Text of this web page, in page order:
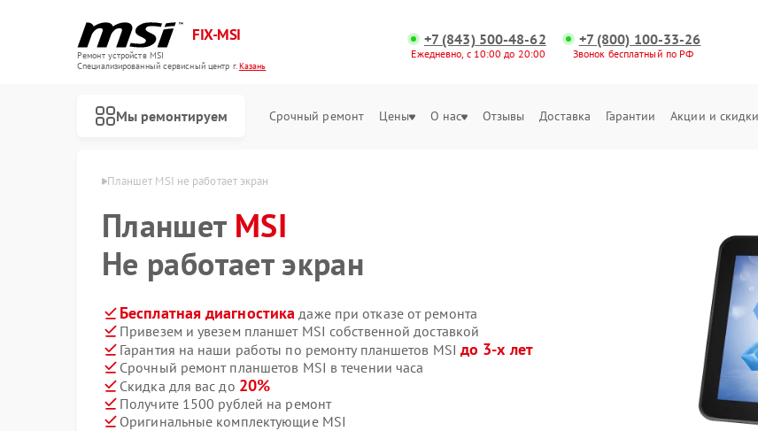
FIX-MSI
Ремонт устройств MSI
Специализированный cервисный центр г.Казань
+7 (843) 500-48-62
Ежедневно, с 10:00 до 20:00
+7 (800) 100-33-26
Звонок бесплатный по РФ
Мы ремонтируем Срочный ремонт Цены О нас Отзывы Доставка Гарантии Акции и скидки
Планшет MSI не работает экран
Планшет MSI
Не работает экран
Бесплатная диагностика даже при отказе от ремонта
Привезем и увезем планшет MSI собственной доставкой
Гарантия на наши работы по ремонту планшетов MSI до 3-х лет
Срочный ремонт планшетов MSI в течении часа
Скидка для вас до 20%
Получите 1500 рублей на ремонт
Оригинальные комплектующие MSI